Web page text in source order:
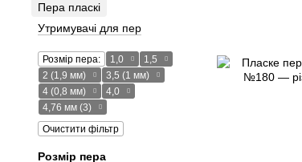
Пера пласкі
Утримувачі для пер
Розмір пера: 1,0
1,5
2 (1,9 мм)
3,5 (1 мм)
4 (0,8 мм)
4,0
4,76 мм (3)
Очистити фільтр
Розмір пера